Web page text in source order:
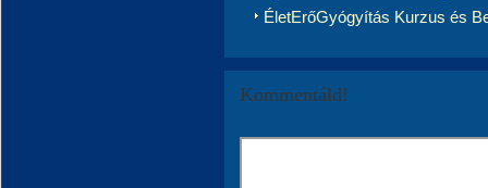
ÉletErőGyógyítás Kurzus és
Kommentáld!